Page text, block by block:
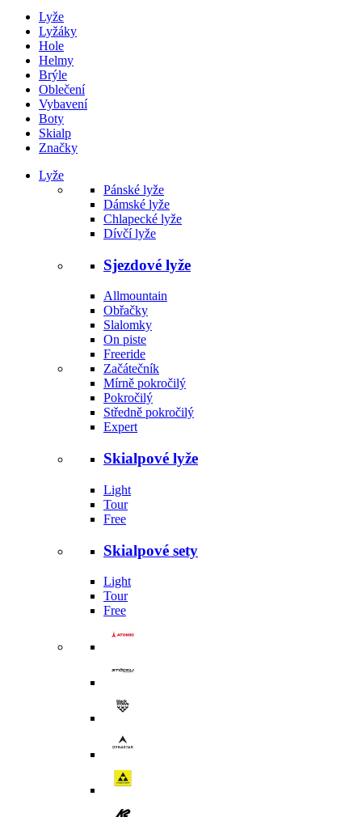
Lyže
Lyžáky
Hole
Helmy
Brýle
Oblečení
Vybavení
Boty
Skialp
Značky
Lyže
Pánské lyže
Dámské lyže
Chlapecké lyže
Dívčí lyže
Sjezdové lyže
Allmountain
Obřačky
Slalomky
On piste
Freeride
Začátečník
Mírně pokročilý
Pokročilý
Středně pokročilý
Expert
Skialpové lyže
Light
Tour
Free
Skialpové sety
Light
Tour
Free